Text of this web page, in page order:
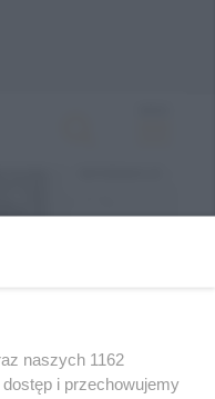
naszych 1162
i przechowujemy